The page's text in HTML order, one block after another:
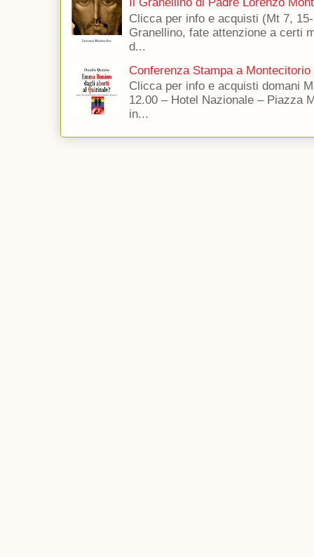
Clicca per info e acquisti (Mt 7,
Granellino, fate attenzione a certi
d...
Conferenza Stampa a Montecitorio
Clicca per info e acquisti domani
12.00 – Hotel Nazionale – Piazza
in...